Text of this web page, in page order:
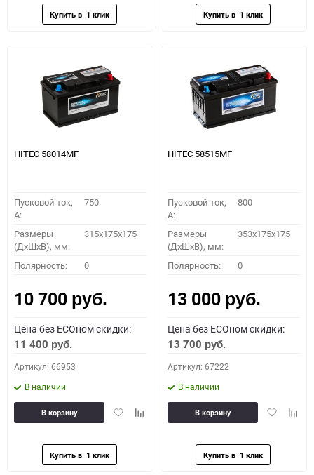
HITEC 58014MF
Пусковой ток,
A:
750
Размеры
(ДхШхВ), мм:
315x175x175
Полярность: 0
10 700 руб.
Цена без ECOном скидки:
11 400 руб.
Артикул: 66953
В наличии
ДобавитьДобавить
В корзину
HITEC 58515MF
Пусковой ток,
A:
800
Размеры
(ДхШхВ), мм:
353x175x175
Полярность: 0
13 000 руб.
Цена без ECOном скидки:
13 700 руб.
Артикул: 67222
В наличии
Добавить
В корзину